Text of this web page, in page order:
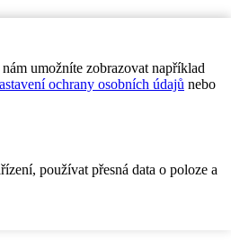
umožníte zobrazovat například
ochrany osobních údajů nebo
používat přesná data o poloze a